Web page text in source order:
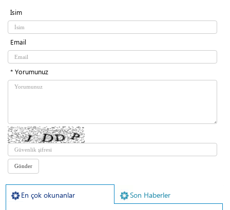
İsim
Email
* Yorumunuz
En çok okunanlar Son Haberler